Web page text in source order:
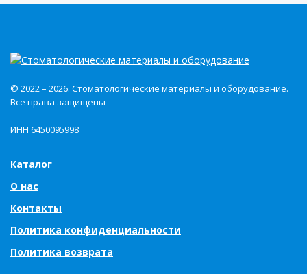
© 2022 – 2026. Стоматологические материалы и оборудование.
Все права защищены
ИНН 6450095998
Каталог
О нас
Контакты
Политика конфиденциальности
Политика возврата